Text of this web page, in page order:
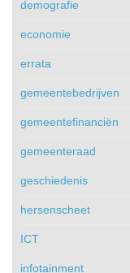
demografie
economie
errata
gemeentebedrijven
gemeentefinanciën
gemeenteraad
geschiedenis
hersenscheet
ICT
infotainment